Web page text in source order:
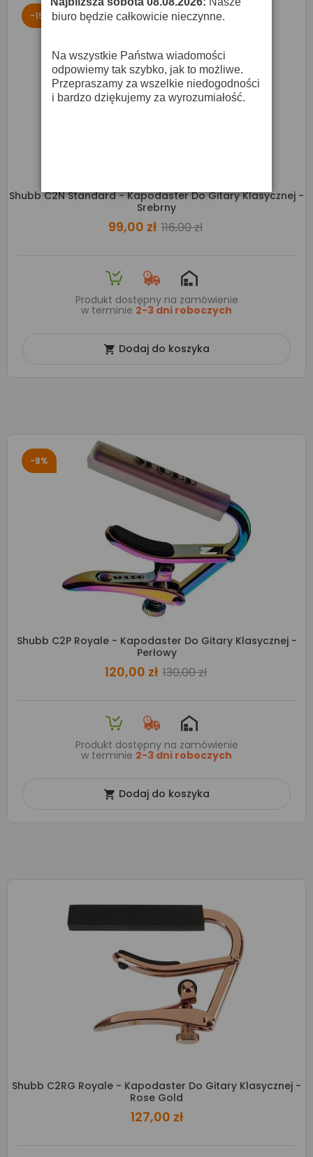
-15%
Shubb C2N Standard - Kapodaster Do Gitary Klasycznej -
Srebrny
99,00 zł 116,00 zł
Produkt dostępny na zamówienie
w terminie 2-3 dni roboczych
 Dodaj do koszyka
-8%
Shubb C2P Royale - Kapodaster Do Gitary Klasycznej -
Perłowy
120,00 zł 130,00 zł
Produkt dostępny na zamówienie
w terminie 2-3 dni roboczych
 Dodaj do koszyka
Shubb C2RG Royale - Kapodaster Do Gitary Klasycznej -
Rose Gold
127,00 zł
·
biuro będzie całkowicie nieczynne.
Na wszystkie Państwa wiadomości
odpowiemy tak szybko, jak to możliwe.
Przepraszamy za wszelkie niedogodności
i bardzo dziękujemy za wyrozumiałość.